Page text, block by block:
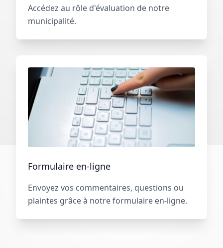
Accédez au rôle d'évaluation de notre
municipalité.
Formulaire en-ligne
Envoyez vos commentaires, questions ou
plaintes grâce à notre formulaire en-ligne.